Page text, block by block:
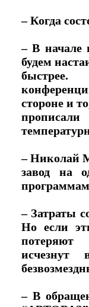
– Когда
– В начале
будем
быстрее.
стороне и
– Николай
завод на
– Затраты
Но если
потеряют
– В